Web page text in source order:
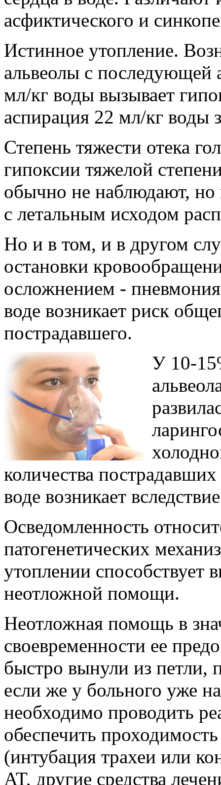
асфиктического и
Истинное утопление.
альвеолы ​​с последующей
мл/кг воды вызывает
аспирация 22 мл/кг воды
Степень тяжести отека
гипоксии тяжелой
обычно не наблюдают,
с летальным исходом
Но и в том, и в другом
остановки
осложнением -
воде возникает риск
пострадавшего.
У 10-
количества
воде возникает
Осведомленность
патогенетических
утоплении способствует
неотложной помощи.
Неотложная помощь в
своевременности ее
быстро вынули из
если же у больного уже
необходимо проводить
обеспечить
(интубация трахеи или
AT, другие средства